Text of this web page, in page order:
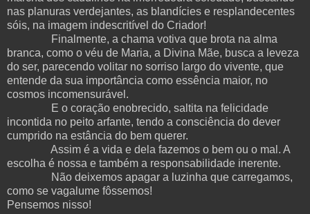
nas planuras verdejantes, as blandícies e resplandecentes
sóis, na imagem indescritível do Criador!
Finalmente, a chama votiva que brota na alma
branca, como o véu de Maria, a Divina Mãe, busca a leveza
do ser, parecendo volitar no sorriso largo do vivente, que
entende da sua importância como essência maior, no
cosmos incomensurável.
E o coração enobrecido, saltita na felicidade
incontida no peito arfante, tendo a consciência do dever
cumprido na estância do bem querer.
Assim é a vida e dela fazemos o bem ou o mal. A
escolha é nossa e também a responsabilidade inerente.
Não deixemos apagar a luzinha que carregamos,
como se vagalume fôssemos!
Pensemos nisso!